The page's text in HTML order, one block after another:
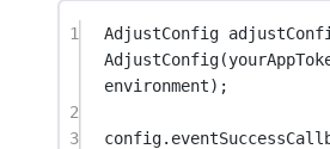
1 AdjustConfig
AdjustConfig
environment);
2
3